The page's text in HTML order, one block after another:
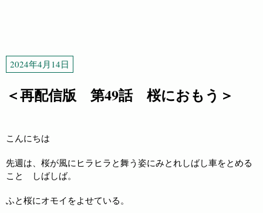
2024年4月14日
＜再配信版 第49話 桜におもう＞
こんにちは
先週は、桜が風にヒラヒラと舞う姿にみとれしばし車をとめる
こと しばしば。
ふと桜にオモイをよせている。